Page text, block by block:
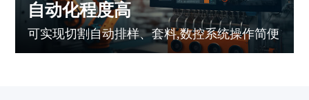
自动化程度高
可实现切割自动排样、套料,数控系统操作简便